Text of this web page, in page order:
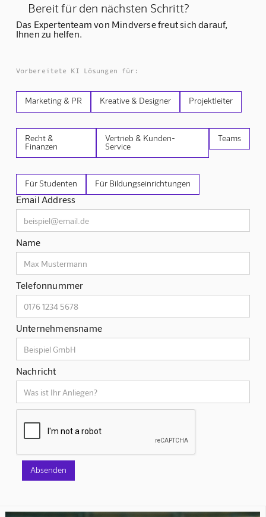
Bereit für den nächsten Schritt?
Das Expertenteam von Mindverse freut sich darauf,
Ihnen zu helfen.
Vorbereitete KI Lösungen für:
Marketing & PR Kreative & Designer Projektleiter
Recht &
Finanzen
Vertrieb & Kunden-
Service
Teams
Für Studenten Für Bildungseinrichtungen
Email Address
Name
Telefonnummer
Unternehmensname
Nachricht